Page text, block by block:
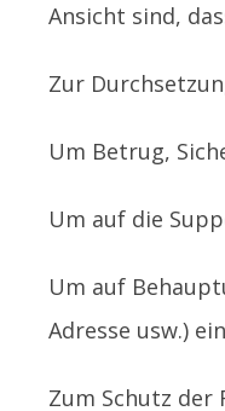
Ansicht sind,
Zur
Um Betrug,
Um auf die
Um auf
Adresse usw.)
Zum Schutz der